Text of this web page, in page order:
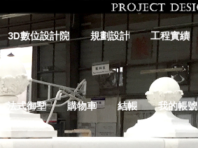
3D數位設計院 規劃設計 工程實績
法式御墅 購物車 結帳 我的帳號